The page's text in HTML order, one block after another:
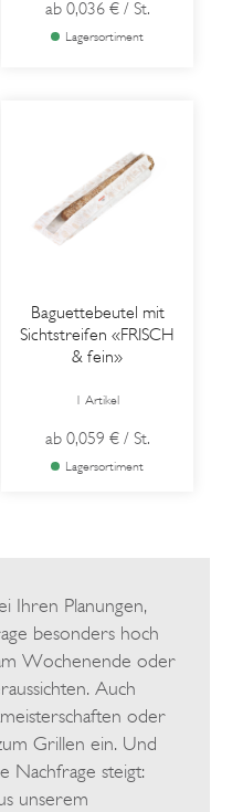
ab 0,036 € / St.
Lagersortiment
Baguettebeutel mit
Sichtstreifen «FRISCH
& fein»
1 Artikel
ab 0,059 € / St.
Lagersortiment
Ihren Planungen,
besonders hoch
Wochenende oder
Auch
oder
Grillen ein. Und
Nachfrage steigt:
unserem